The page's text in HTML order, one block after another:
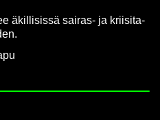
äkil­li­sis­sä sairas-​ ja krii­si­ta­